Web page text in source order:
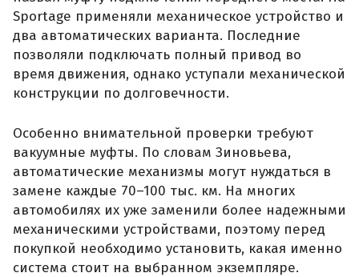
Sportage применяли механическое устройство и
два автоматических варианта. Последние
позволяли подключать полный привод во
время движения, однако уступали механической
конструкции по долговечности.
Особенно внимательной проверки требуют
вакуумные муфты. По словам Зиновьева,
автоматические механизмы могут нуждаться в
замене каждые 70–100 тыс. км. На многих
автомобилях их уже заменили более надежными
механическими устройствами, поэтому перед
покупкой необходимо установить, какая именно
система стоит на выбранном экземпляре.